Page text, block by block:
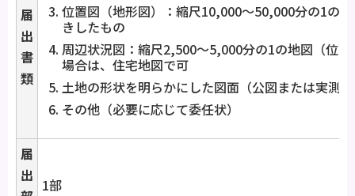
届
出
書
類
位置図（地形図）：縮尺10,000～50,000分の1の
きしたもの
周辺状況図：縮尺2,500～5,000分の1の地図（位
場合は、住宅地図で可
土地の形状を明らかにした図面（公図または実測
その他（必要に応じて委任状）
届
出
1部